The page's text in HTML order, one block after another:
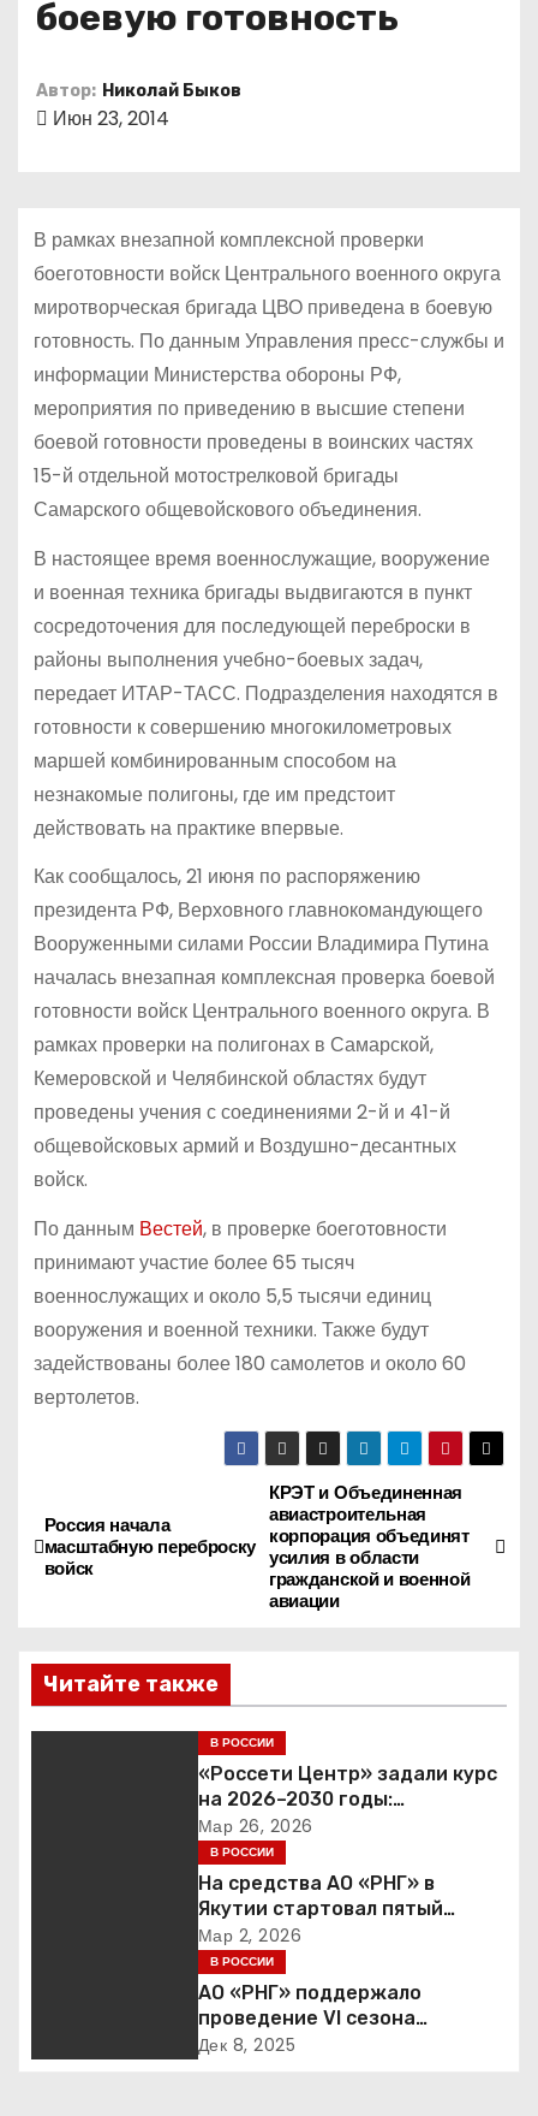
боевую готовность
Автор: Николай Быков
Июн 23, 2014
В рамках внезапной комплексной проверки
боеготовности войск Центрального военного округа
миротворческая бригада ЦВО приведена в боевую
готовность. По данным Управления пресс-службы и
информации Министерства обороны РФ,
мероприятия по приведению в высшие степени
боевой готовности проведены в воинских частях
15-й отдельной мотострелковой бригады
Самарского общевойскового объединения.
В настоящее время военнослужащие, вооружение
и военная техника бригады выдвигаются в пункт
сосредоточения для последующей переброски в
районы выполнения учебно-боевых задач,
передает ИТАР-ТАСС. Подразделения находятся в
готовности к совершению многокилометровых
маршей комбинированным способом на
незнакомые полигоны, где им предстоит
действовать на практике впервые.
Как сообщалось, 21 июня по распоряжению
президента РФ, Верховного главнокомандующего
Вооруженными силами России Владимира Путина
началась внезапная комплексная проверка боевой
готовности войск Центрального военного округа. В
рамках проверки на полигонах в Самарской,
Кемеровской и Челябинской областях будут
проведены учения с соединениями 2-й и 41-й
общевойсковых армий и Воздушно-десантных
войск.
По данным Вестей, в проверке боеготовности
принимают участие более 65 тысяч
военнослужащих и около 5,5 тысячи единиц
вооружения и военной техники. Также будут
задействованы более 180 самолетов и около 60
вертолетов.
Н
а
и
г
з
КРЭТ и Объединенная
авиастроительная
корпорация объединят
усилия в области
гражданской и военной
авиации
Россия начала
масштабную переброску
войск
Читайте также
В РОССИИ
«Россети Центр» задали курс
на 2026–2030 годы:
инвестиции в надежность и
сбалансированная
финансовая политика
Мар 26, 2026
В РОССИИ
На средства АО «РНГ» в
Якутии стартовал пятый
юбилейный конкурс в сфере
образования
Мар 2, 2026
В РОССИИ
АО «РНГ» поддержало
проведение VI сезона
международной детско-
Дек 8, 2025